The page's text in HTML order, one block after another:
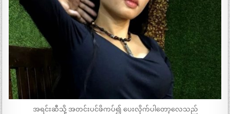
အရင်းဆီသို့ အတင်းပင်ဖိကပ်၍ ပေးလိုက်ပါတော့လေသည်